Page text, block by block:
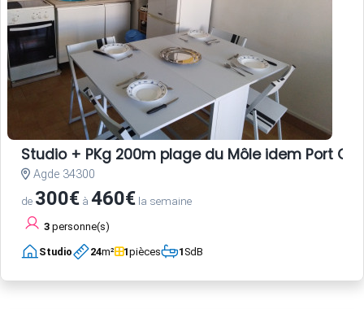
Studio + PKg 200m plage du Môle idem Port
Agde 34300
de 300€ à 460€ la semaine
3 personne(s)
Studio 24m² 1pièces 1SdB